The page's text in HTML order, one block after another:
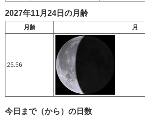
2027年11月24日の月齢
月齢 月
25.56
今日まで（から）の日数